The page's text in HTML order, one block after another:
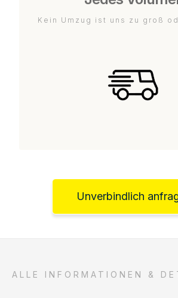
Kein Umzug ist uns zu groß
Unverbindlich
ALLE INFORMATIONEN &